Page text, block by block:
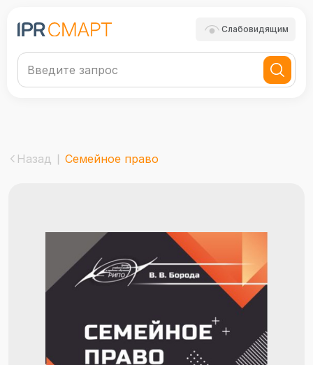
Слабовидящим
Назад Семейное право